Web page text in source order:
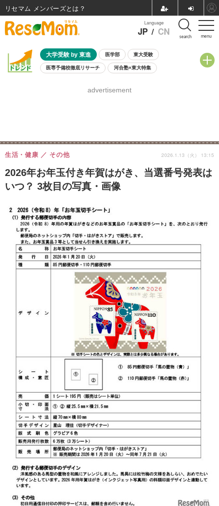
menu
Language
JP / CN search
大学受験 by 東進 医学部 東大受験
医専予備校徹底リサーチ 河合塾×東大特集
8月開催学校説明会・相談会
advertisement
2026年お年玉付き年賀はがき、当選番号発表は
いつ？ 3枚目の写真・画像
生活・健康 その他 2026.1.13（火） 13:15
リセマム メンバーズ